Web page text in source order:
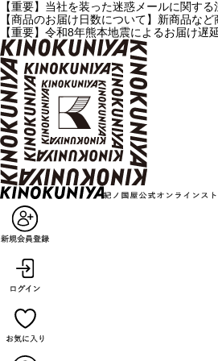
【重要】当社を装った迷惑メールに関す
【商品のお届け日数について】新商品な
【重要】令和8年熊本地震によるお届け遅